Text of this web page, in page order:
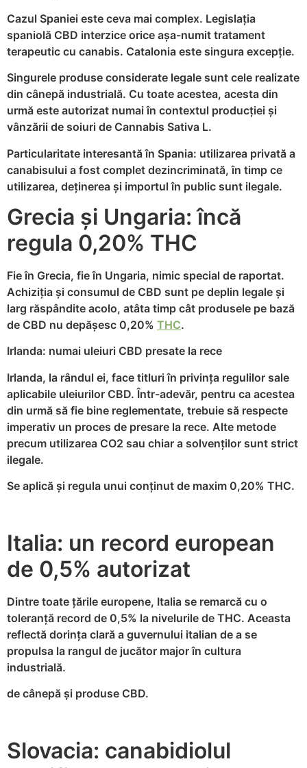
Cazul Spaniei este ceva mai complex. Legislația
spaniolă CBD interzice orice așa-numit tratament
terapeutic cu canabis. Catalonia este singura excepție.
Singurele produse considerate legale sunt cele realizate
din cânepă industrială. Cu toate acestea, acesta din
urmă este autorizat numai în contextul producției și
vânzării de soiuri de Cannabis Sativa L.
Particularitate interesantă în Spania: utilizarea privată a
canabisului a fost complet dezincriminată, în timp ce
utilizarea, deținerea și importul în public sunt ilegale.
Grecia și Ungaria: încă
regula 0,20% THC
Fie în Grecia, fie în Ungaria, nimic special de raportat.
Achiziția și consumul de CBD sunt pe deplin legale și
larg răspândite acolo, atâta timp cât produsele pe bază
de CBD nu depășesc 0,20% THC.
Irlanda: numai uleiuri CBD presate la rece
Irlanda, la rândul ei, face titluri în privința regulilor sale
aplicabile uleiurilor CBD. Într-adevăr, pentru ca acestea
din urmă să fie bine reglementate, trebuie să respecte
imperativ un proces de presare la rece. Alte metode
precum utilizarea CO2 sau chiar a solvenților sunt strict
ilegale.
Se aplică și regula unui conținut de maxim 0,20% THC.
Italia: un record european
de 0,5% autorizat
Dintre toate țările europene, Italia se remarcă cu o
toleranță record de 0,5% la nivelurile de THC. Aceasta
reflectă dorința clară a guvernului italian de a se
propulsa la rangul de jucător major în cultura
industrială.
de cânepă și produse CBD.
Slovacia: canabidiolul